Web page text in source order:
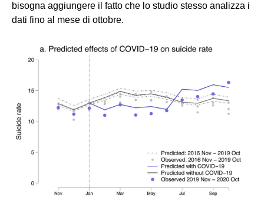
bisogna aggiungere il fatto che lo studio stesso analizza i
dati fino al mese di ottobre.